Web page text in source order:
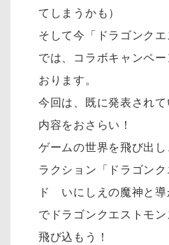
てしまうかも）
そして今「ドラゴンクエ
では、コラボキャンペ
おります。
今回は、既に発表され
内容をおさらい！
ゲームの世界を飛び出し
ラクション「ドラゴン
ド いにしえの魔神と導
でドラゴンクエストモ
飛び込もう！